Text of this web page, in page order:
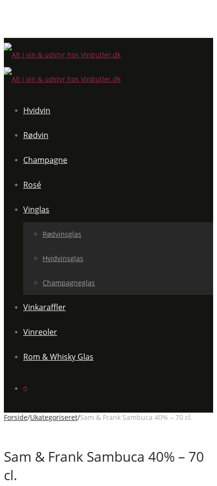
Hvidvin
Rødvin
Champagne
Rosé
Vinglas
Rødvinsglas
Hvidvinsglas
Champagneglas
Vinkaraffler
Vinreoler
Rom & Whisky Glas
0
Forside/Ukategoriseret/Sam & Frank Sambuca 40% – 70 cl.
Sam & Frank Sambuca 40% – 70
cl.